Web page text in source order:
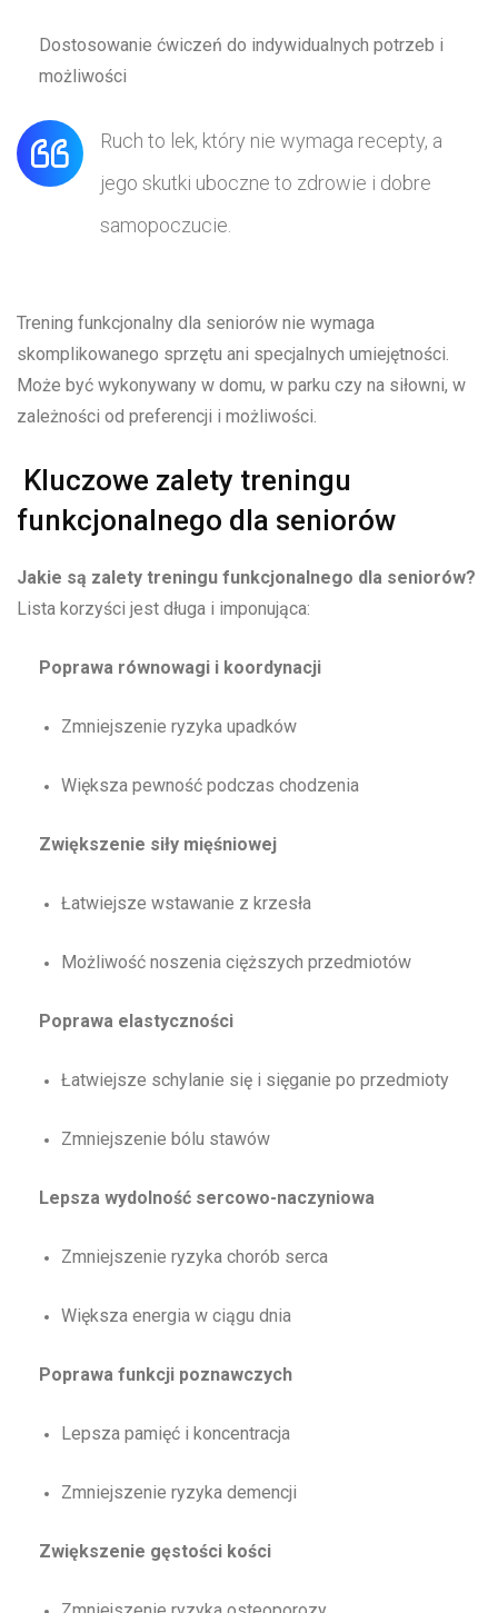
Dostosowanie ćwiczeń do indywidualnych potrzeb i
możliwości
Ruch to lek, który nie wymaga recepty, a
jego skutki uboczne to zdrowie i dobre
samopoczucie.
Trening funkcjonalny dla seniorów nie wymaga
skomplikowanego sprzętu ani specjalnych umiejętności.
Może być wykonywany w domu, w parku czy na siłowni, w
zależności od preferencji i możliwości.
Kluczowe zalety treningu
funkcjonalnego dla seniorów
Jakie są zalety treningu funkcjonalnego dla seniorów?
Lista korzyści jest długa i imponująca:
Poprawa równowagi i koordynacji
Zmniejszenie ryzyka upadków
Większa pewność podczas chodzenia
Zwiększenie siły mięśniowej
Łatwiejsze wstawanie z krzesła
Możliwość noszenia cięższych przedmiotów
Poprawa elastyczności
Łatwiejsze schylanie się i sięganie po przedmioty
Zmniejszenie bólu stawów
Lepsza wydolność sercowo-naczyniowa
Zmniejszenie ryzyka chorób serca
Większa energia w ciągu dnia
Poprawa funkcji poznawczych
Lepsza pamięć i koncentracja
Zmniejszenie ryzyka demencji
Zwiększenie gęstości kości